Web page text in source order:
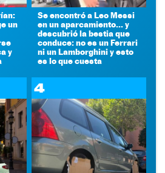
un
y
Se encontró a Leo Messi
en un aparcamiento... y
descubrió la bestia que
conduce: no es un Ferrari
ni un Lamborghini y esto
es lo que cuesta
4